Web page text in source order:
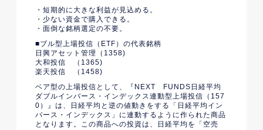
・短期的に大きな利益が見込める。
・少ない資金で購入できる。
・面倒な銘柄選定の不要。
■ブル型上場投信（ETF）の代表銘柄
日興アセット管理（1358)
大和投信 （1365)
楽天投信 （1458)
ベア型の上場投信として、『NEXT FUNDS日経平均
ダブルインバース・インデックス連動型上場投信（157
0）』は、日経平均と逆の値動きをする「日経平均イン
バース・インデックス」に連動するように作られた商品
となります。この商品への投資は、日経平均を「空売